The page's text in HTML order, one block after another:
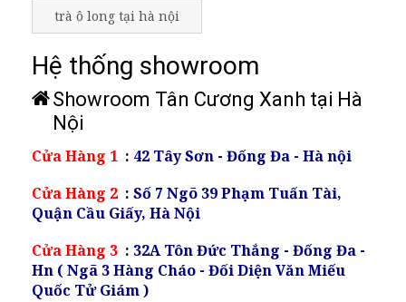
trà ô long tại hà nội
Hệ thống showroom
Showroom Tân Cương Xanh tại Hà
Nội
Cửa Hàng 1 : 42 Tây Sơn - Đống Đa - Hà nội
Cửa Hàng 2 : Số 7 Ngõ 39 Phạm Tuấn Tài,
Quận Cầu Giấy, Hà Nội
Cửa Hàng 3 : 32A Tôn Đức Thắng - Đống Đa -
Hn ( Ngã 3 Hàng Cháo - Đối Diện Văn Miếu
Quốc Tử Giám )